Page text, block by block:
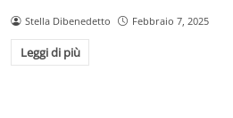
Stella Dibenedetto Febbraio 7, 2025
Leggi di più